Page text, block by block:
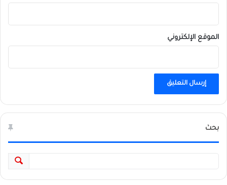
الموقع الإلكتروني
بحث